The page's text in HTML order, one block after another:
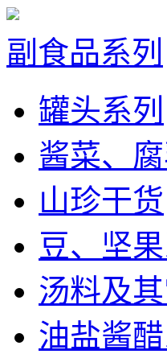
副食品系列
罐头系列
酱菜、
山珍干货
豆、坚果
汤料及
油盐酱醋